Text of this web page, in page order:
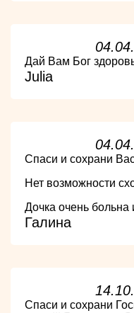
Дай Вам Бог
Julia
Спаси и сохрани
Нет возможности
Дочка очень
Галина
Спаси и сохрани